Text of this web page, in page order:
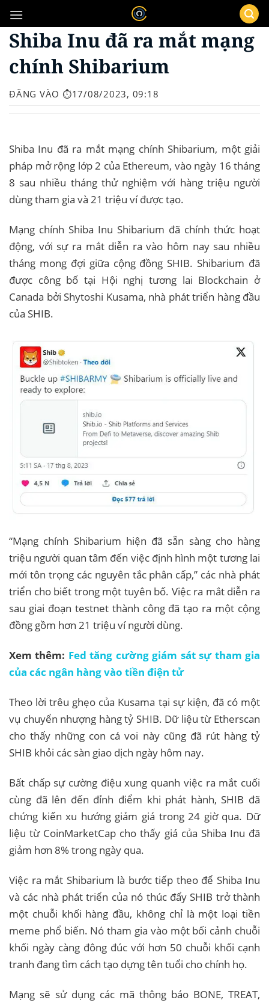
qua
nội
dung
Shiba Inu đã ra mắt mạng
chính Shibarium
ĐĂNG VÀO ⏱️17/08/2023, 09:18
Shiba Inu đã ra mắt mạng chính Shibarium, một giải
pháp mở rộng lớp 2 của Ethereum, vào ngày 16 tháng
8 sau nhiều tháng thử nghiệm với hàng triệu người
dùng tham gia và 21 triệu ví được tạo.
Mạng chính Shiba Inu Shibarium đã chính thức hoạt
động, với sự ra mắt diễn ra vào hôm nay sau nhiều
tháng mong đợi giữa cộng đồng SHIB. Shibarium đã
được công bố tại Hội nghị tương lai Blockchain ở
Canada bởi Shytoshi Kusama, nhà phát triển hàng đầu
của SHIB.
“Mạng chính Shibarium hiện đã sẵn sàng cho hàng
triệu người quan tâm đến việc định hình một tương lai
mới tôn trọng các nguyên tắc phân cấp,” các nhà phát
triển cho biết trong một tuyên bố. Việc ra mắt diễn ra
sau giai đoạn testnet thành công đã tạo ra một cộng
đồng gồm hơn 21 triệu ví người dùng.
Xem thêm: Fed tăng cường giám sát sự tham gia
của các ngân hàng vào tiền điện tử
Theo lời trêu ghẹo của Kusama tại sự kiện, đã có một
vụ chuyển nhượng hàng tỷ SHIB. Dữ liệu từ Etherscan
cho thấy những con cá voi này cũng đã rút hàng tỷ
SHIB khỏi các sàn giao dịch ngày hôm nay.
Bất chấp sự cường điệu xung quanh việc ra mắt cuối
cùng đã lên đến đỉnh điểm khi phát hành, SHIB đã
chứng kiến ​​xu hướng giảm giá trong 24 giờ qua. Dữ
liệu từ CoinMarketCap cho thấy giá của Shiba Inu đã
giảm hơn 8% trong ngày qua.
Việc ra mắt Shibarium là bước tiếp theo để Shiba Inu
và các nhà phát triển của nó thúc đẩy SHIB trở thành
một chuỗi khối hàng đầu, không chỉ là một loại tiền
meme phổ biến. Nó tham gia vào một bối cảnh chuỗi
khối ngày càng đông đúc với hơn 50 chuỗi khối cạnh
tranh đang tìm cách tạo dựng tên tuổi cho chính họ.
Mạng sẽ sử dụng các mã thông báo BONE, TREAT,